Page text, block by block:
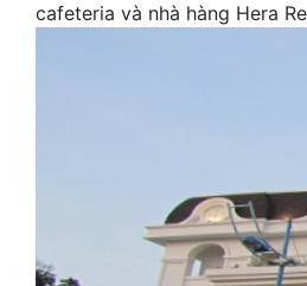
cafeteria và nhà hàng Hera